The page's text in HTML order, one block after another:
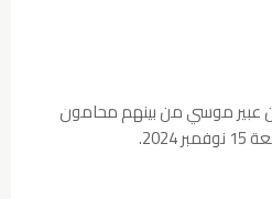
عبير موسي من بينهم محامون